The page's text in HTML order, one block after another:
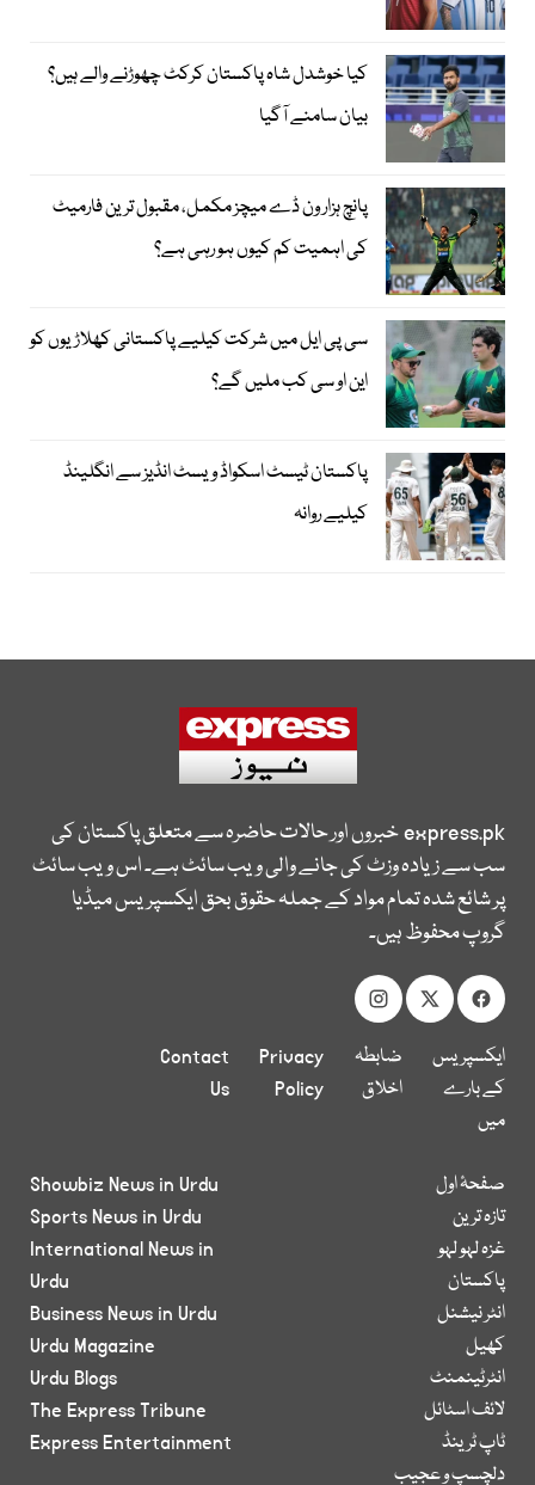
کیا خوشدل شاہ پاکستان کرکٹ چھوڑنے والے ہیں؟
بیان سامنے آگیا
پانچ ہزار ون ڈے میچز مکمل، مقبول ترین فارمیٹ
کی اہمیت کم کیوں ہو رہی ہے؟
سی پی ایل میں شرکت کیلیے پاکستانی کھلاڑیوں کو
این او سی کب ملیں گے؟
پاکستان ٹیسٹ اسکواڈ ویسٹ انڈیز سے انگلینڈ
کیلیے روانہ
express.pkخبروں اور حالات حاضرہ سے متعلق پاکستان کی
سب سے زیادہ وزٹ کی جانے والی ویب سائٹ ہے۔ اس ویب سائٹ
پر شائع شدہ تمام مواد کے جملہ حقوق بحق ایکسپریس میڈیا
گروپ محفوظ ہیں۔
ایکسپریس
کے بارے
میں
ضابطہ
اخلاق
Privacy
Policy
Contact
Us
صفحۂ اول
تازہ ترین
غزہ لہو لہو
پاکستان
انٹر نیشنل
کھیل
انٹرٹینمنٹ
لائف اسٹائل
ٹاپ ٹرینڈ
دلچسپ و عجیب
Showbiz News in Urdu
Sports News in Urdu
International News in
Urdu
Business News in Urdu
Urdu Magazine
Urdu Blogs
The Express Tribune
Express Entertainment